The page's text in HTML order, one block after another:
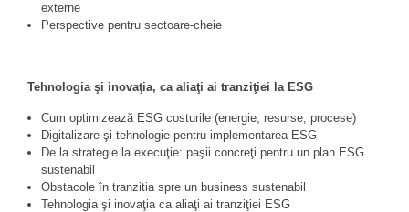
externe
Perspective pentru sectoare-cheie
Tehnologia şi inovaţia, ca aliaţi ai tranziţiei la ESG
Cum optimizează ESG costurile (energie, resurse, procese)
Digitalizare şi tehnologie pentru implementarea ESG
De la strategie la execuţie: paşii concreţi pentru un plan ESG
sustenabil
Obstacole în tranzitia spre un business sustenabil
Tehnologia şi inovaţia ca aliaţi ai tranziţiei ESG